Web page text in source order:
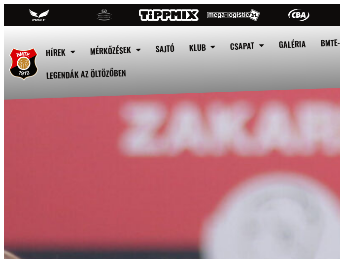
HÍREK MÉRKŐZÉSEK SAJTÓ KLUB CSAPAT GALÉRIA
LEGENDÁK AZ ÖLTÖZŐBEN